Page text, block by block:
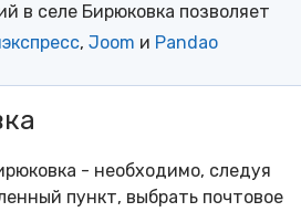
в селе Бирюковка позволяет
, Joom и Pandao
- необходимо, следуя
пункт, выбрать почтовое